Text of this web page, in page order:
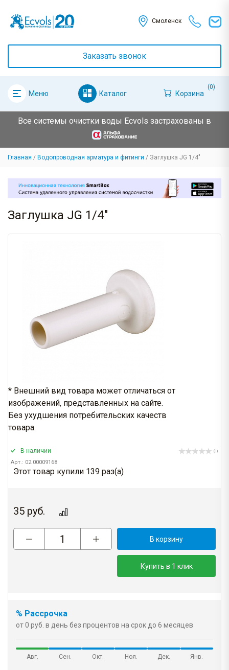
Смоленск
Заказать звонок
Меню Каталог Корзина
(0)
Все системы очистки воды Ecvols застрахованы в
Главная Водопроводная арматура и фитинги Заглушка JG 1/4"
Заглушка JG 1/4"
* Внешний вид товара может отличаться от
изображений, представленных на сайте.
Без ухудшения потребительских качеств
товара.
В наличии
Арт.: 02.00009168
(0)
Этот товар купили 139 раз(a)
35 руб.
В корзину
Купить в 1 клик
% Рассрочка
от 0 руб. в день без процентов на срок до 6 месяцев
Авг. Сен. Окт. Ноя. Дек. Янв.